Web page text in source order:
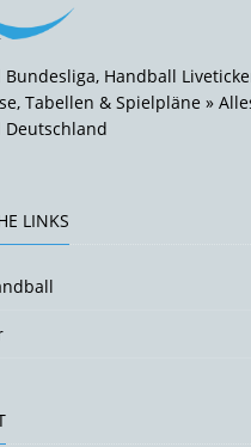
Bundesliga, Handball
Tabellen & Spielpläne »
Deutschland
LINKS